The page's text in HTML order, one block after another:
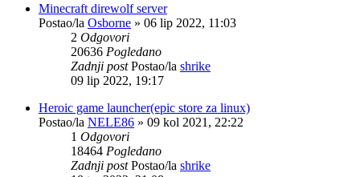
Minecraft direwolf server
Postao/la Osborne » 06 lip 2022, 11:03
2 Odgovori
20636 Pogledano
Zadnji postPostao/la shrike
09 lip 2022, 19:17
Heroic game launcher(epic store za linux)
Postao/la NELE86 » 09 kol 2021, 22:22
1 Odgovori
18464 Pogledano
Zadnji postPostao/la shrike